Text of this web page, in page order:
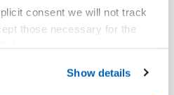
consent we will not track
those necessary for the
Gefran - Cookie
Show details
- Scarica modelli